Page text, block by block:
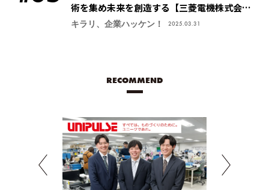
術を集め未来を創造する【三菱電機株式会
社・先進応用開発センター】
キラリ、企業ハッケン！ 2025.03.31
RECOMMEND